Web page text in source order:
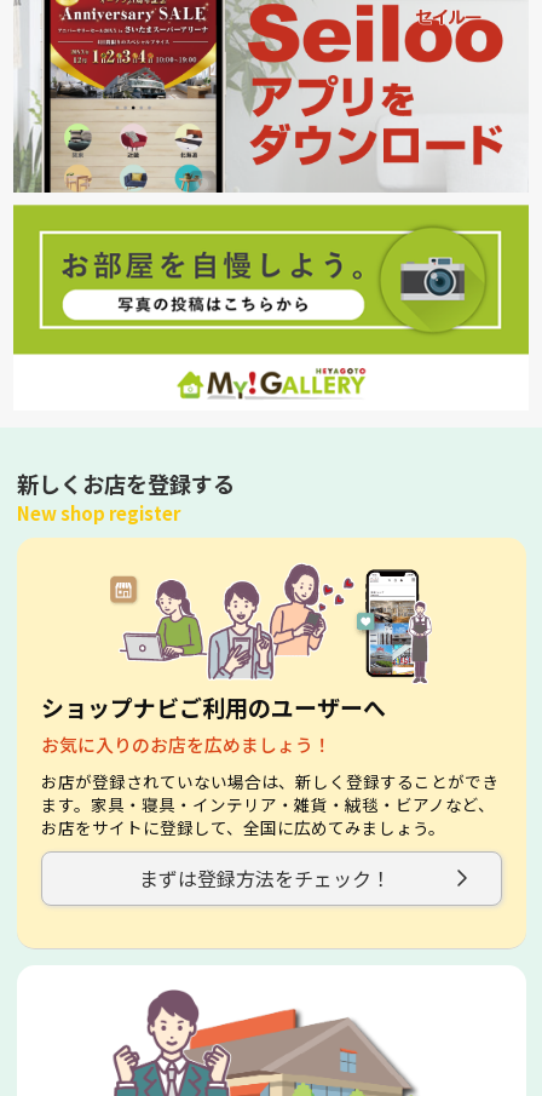
新しくお店を登録する
New shop register
ショップナビご利用のユーザーへ
お気に入りのお店を広めましょう！
お店が登録されていない場合は、新しく登録することができ
ます。家具・寝具・インテリア・雑貨・絨毯・ビアノなど、
お店をサイトに登録して、全国に広めてみましょう。
まずは登録方法をチェック！